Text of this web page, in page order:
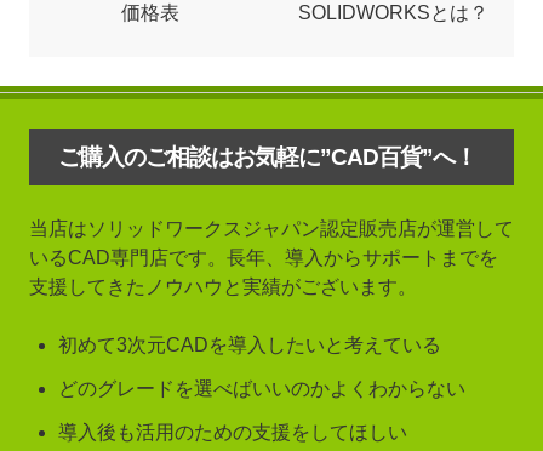
価格表 SOLIDWORKSとは？
ご購入のご相談はお気軽に”CAD百貨”へ！
当店はソリッドワークスジャパン認定販売店が運営して
いるCAD専門店です。長年、導入からサポートまでを
支援してきたノウハウと実績がございます。
初めて3次元CADを導入したいと考えている
どのグレードを選べばいいのかよくわからない
導入後も活用のための支援をしてほしい